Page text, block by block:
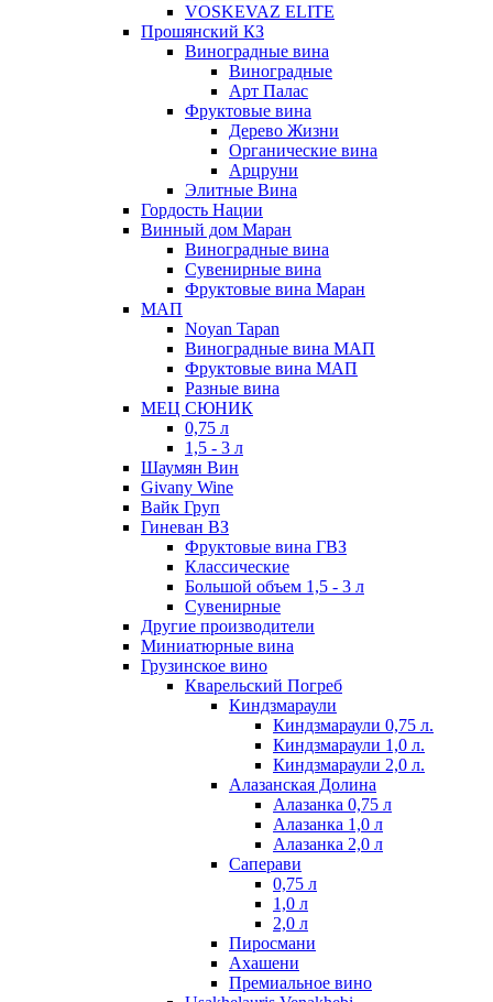
VOSKEVAZ ELITE
Прошянский КЗ
Виноградные вина
Виноградные
Арт Палас
Фруктовые вина
Дерево Жизни
Органические вина
Арцруни
Элитные Вина
Гордость Нации
Винный дом Маран
Виноградные вина
Сувенирные вина
Фруктовые вина Маран
МАП
Noyan Tapan
Виноградные вина МАП
Фруктовые вина МАП
Разные вина
МЕЦ СЮНИК
0,75 л
1,5 - 3 л
Шаумян Вин
Givany Wine
Вайк Груп
Гиневан ВЗ
Фруктовые вина ГВЗ
Классические
Большой объем 1,5 - 3 л
Сувенирные
Другие производители
Миниатюрные вина
Грузинское вино
Кварельский Погреб
Киндзмараули
Киндзмараули 0,75 л.
Киндзмараули 1,0 л.
Киндзмараули 2,0 л.
Алазанская Долина
Алазанка 0,75 л
Алазанка 1,0 л
Алазанка 2,0 л
Саперави
0,75 л
1,0 л
2,0 л
Пиросмани
Ахашени
Премиальное вино